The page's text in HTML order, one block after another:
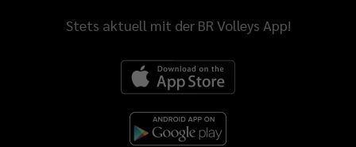
Stets aktuell mit der BR Volleys App!